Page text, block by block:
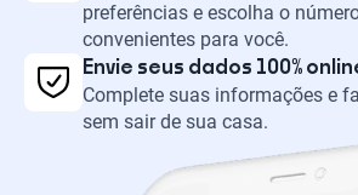
preferências e escolha o
convenientes para você.
Envie seus dados 100%
Complete suas informações e
sem sair de sua casa.